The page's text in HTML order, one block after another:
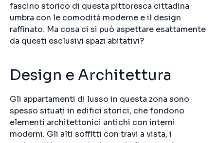
fascino storico di questa pittoresca cittadina
umbra con le comodità moderne e il design
raffinato. Ma cosa ci si può aspettare esattamente
da questi esclusivi spazi abitativi?
Design e Architettura
Gli appartamenti di lusso in questa zona sono
spesso situati in edifici storici, che fondono
elementi architettonici antichi con interni
moderni. Gli alti soffitti con travi a vista, i